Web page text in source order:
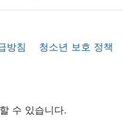
방침
청소년 보호 정책
수 있습니다.